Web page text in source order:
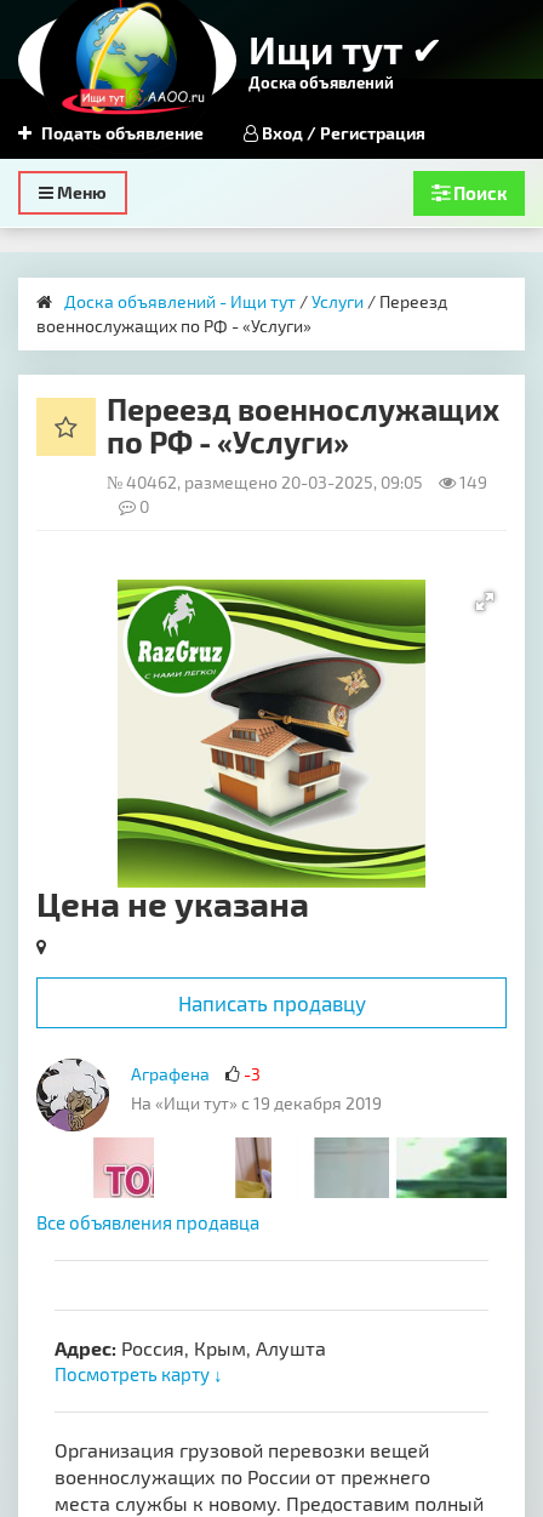
Ищи тут ✔
Доска объявлений
Подать объявление Вход / Регистрация
Toggle
navigation
Меню Поиск
Доска объявлений - Ищи тут /Услуги / Переезд
военнослужащих по РФ - «Услуги»
Переезд военнослужащих
по РФ - «Услуги»
№ 40462, размещено 20-03-2025, 09:05
149
0
Цена не указана
Написать продавцу
Аграфена
-3
На «Ищи тут» с 19 декабря 2019
Все объявления продавца
Адрес: Россия, Крым, Алушта
Посмотреть карту ↓
Организация грузовой перевозки вещей
военнослужащих по России от прежнего
места службы к новому. Предоставим полный